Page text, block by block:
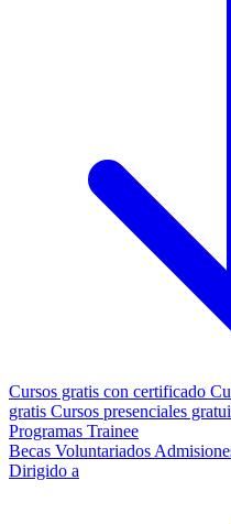
Cursos gratis con certificado
gratis Cursos presenciales
Programas Trainee
Becas Voluntariados
Dirigido a